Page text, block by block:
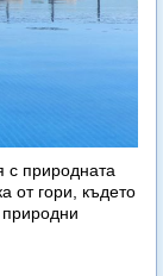
с природната
от гори, където
природни